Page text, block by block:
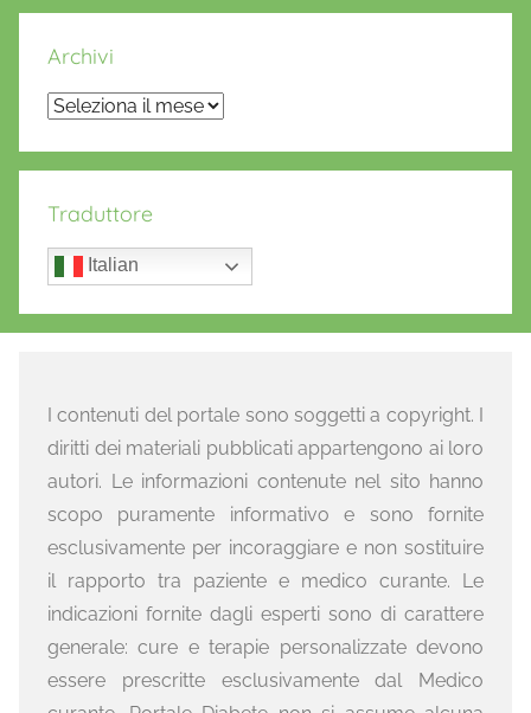
Archivi
Archivi
Traduttore
Italian
I contenuti del portale sono soggetti a copyright. I
diritti dei materiali pubblicati appartengono ai loro
autori. Le informazioni contenute nel sito hanno
scopo puramente informativo e sono fornite
esclusivamente per incoraggiare e non sostituire
il rapporto tra paziente e medico curante. Le
indicazioni fornite dagli esperti sono di carattere
generale: cure e terapie personalizzate devono
essere prescritte esclusivamente dal Medico